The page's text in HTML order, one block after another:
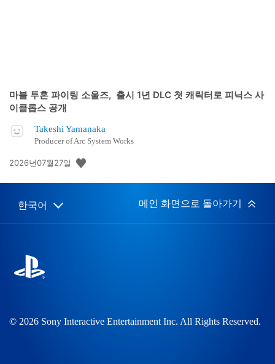
마블 투혼 파이팅 소울즈, 출시 1년 DLC 첫 캐릭터로 피닉스 사
이클롭스 공개
Takeshi Yamanaka
Producer of Arc System Works
공
일:
2026년07월27일
Select
Current
한국어 메인 화면으로 돌아가기
© 2026 Sony Interactive Entertainment Inc. All Rights Reserved.